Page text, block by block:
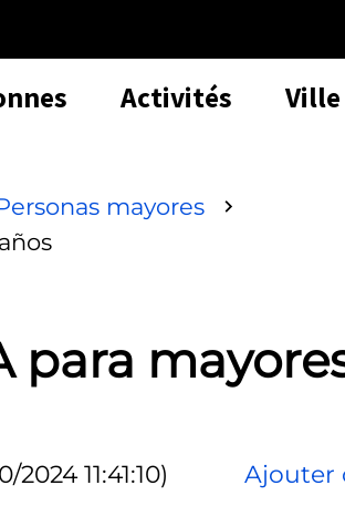
Activités Ville
mayores
para
2024 11:41:10) Ajouter